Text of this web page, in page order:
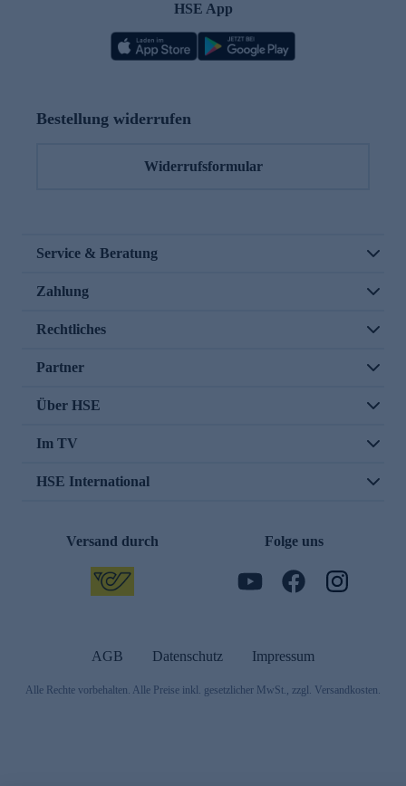
HSE App
Bestellung widerrufen
Widerrufsformular
Service & Beratung
Zahlung
Rechtliches
Partner
Über HSE
Im TV
HSE International
Versand durch Folge uns
AGB Datenschutz Impressum
Alle Rechte vorbehalten. Alle Preise inkl. gesetzlicher MwSt., zzgl. Versandkosten.